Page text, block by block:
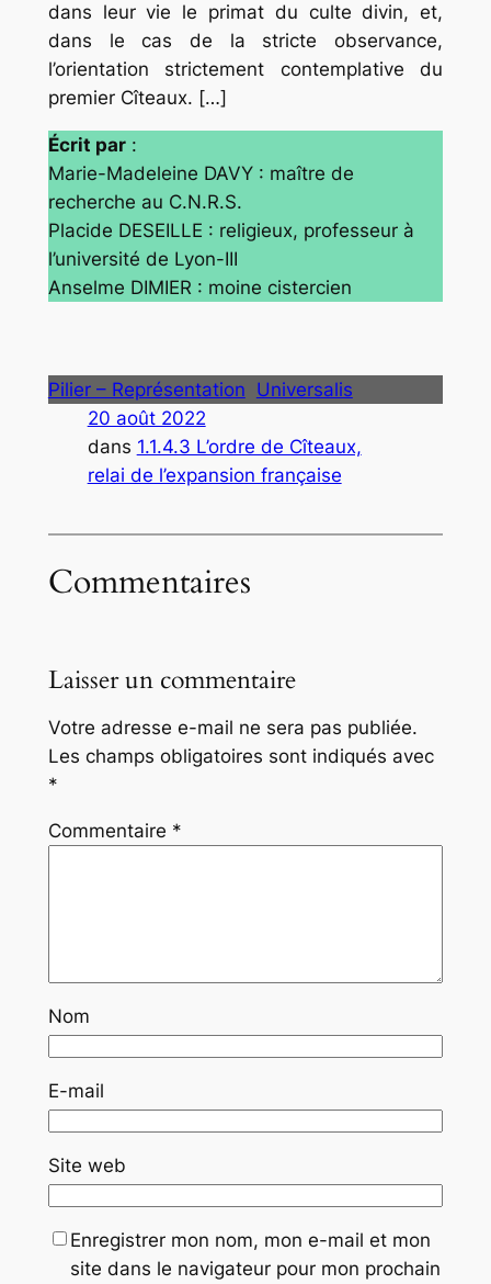
dans leur vie le primat du culte divin, et,
dans le cas de la stricte observance,
l’orientation strictement contemplative du
premier Cîteaux. […]
Écrit par:
Marie-Madeleine DAVY : maître de
recherche au C.N.R.S.
Placide DESEILLE : religieux, professeur à
l’université de Lyon-III
Anselme DIMIER : moine cistercien
Pilier – Représentation Universalis
20 août 2022
dans 1.1.4.3 L’ordre de Cîteaux,
relai de l’expansion française
Commentaires
Laisser un commentaire
Votre adresse e-mail ne sera pas publiée.
Les champs obligatoires sont indiqués avec
*
Commentaire *
Nom
E-mail
Site web
Enregistrer mon nom, mon e-mail et mon
site dans le navigateur pour mon prochain